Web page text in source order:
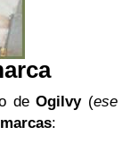
deOgilvy (ese
marcas: